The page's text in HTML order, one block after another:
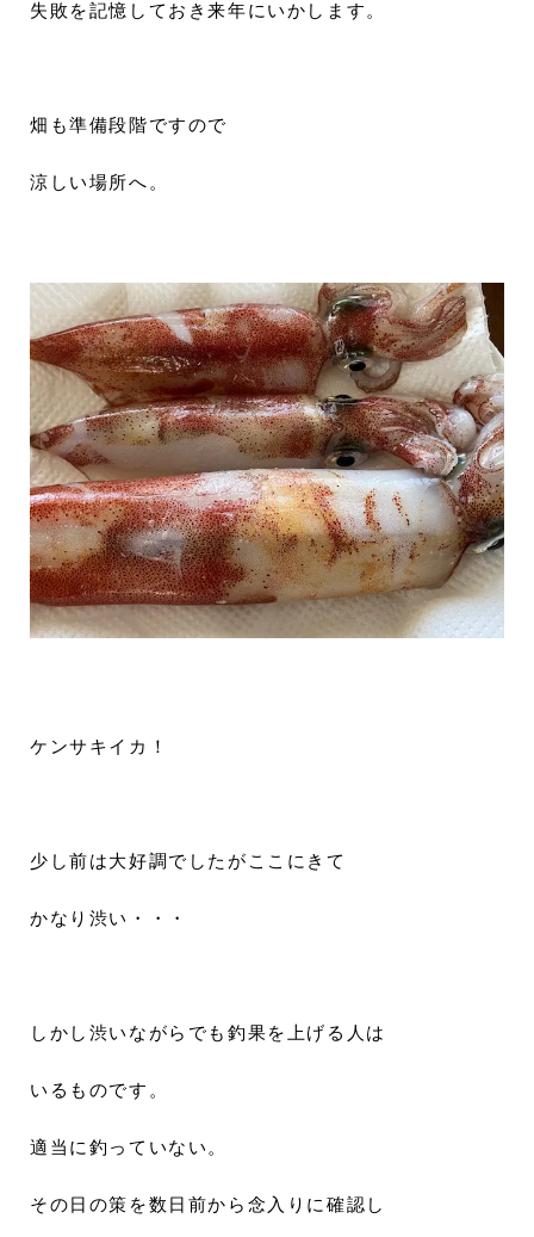
失敗を記憶しておき来年にいかします。
畑も準備段階ですので
涼しい場所へ。
ケンサキイカ！
少し前は大好調でしたがここにきて
かなり渋い・・・
しかし渋いながらでも釣果を上げる人は
いるものです。
適当に釣っていない。
その日の策を数日前から念入りに確認し